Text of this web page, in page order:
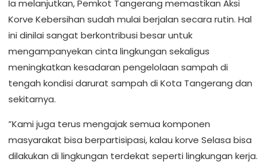
Ia melanjutkan, Pemkot Tangerang memastikan Aksi
Korve Kebersihan sudah mulai berjalan secara rutin. Hal
ini dinilai sangat berkontribusi besar untuk
mengampanyekan cinta lingkungan sekaligus
meningkatkan kesadaran pengelolaan sampah di
tengah kondisi darurat sampah di Kota Tangerang dan
sekitarnya.
”Kami juga terus mengajak semua komponen
masyarakat bisa berpartisipasi, kalau korve Selasa bisa
dilakukan di lingkungan terdekat seperti lingkungan kerja.